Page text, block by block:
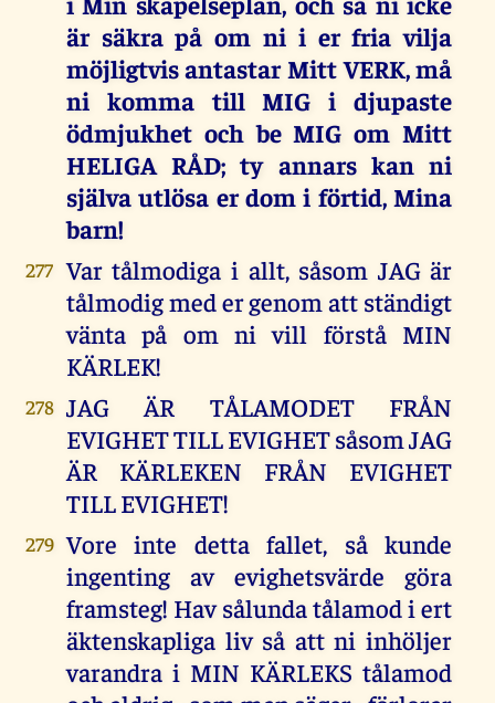
är säkra på om ni i er fria vilja
möjligtvis antastar Mitt VERK, må
ni komma till MIG i djupaste
ödmjukhet och be MIG om Mitt
HELIGA RÅD; ty annars kan ni
själva utlösa er dom i förtid, Mina
barn!
277 Var tålmodiga i allt, såsom JAG är
tålmodig med er genom att ständigt
vänta på om ni vill förstå MIN
KÄRLEK!
278 JAG ÄR TÅLAMODET FRÅN
EVIGHET TILL EVIGHET såsom JAG
ÄR KÄRLEKEN FRÅN EVIGHET
TILL EVIGHET!
279 Vore inte detta fallet, så kunde
ingenting av evighetsvärde göra
framsteg! Hav sålunda tålamod i ert
äktenskapliga liv så att ni inhöljer
varandra i MIN KÄRLEKS tålamod